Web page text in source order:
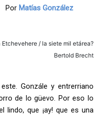
Por Matías González
Etchevehere / la siete mil etárea?
Bertold Brecht
Gonzále y entrerriano
de lo güevo. Por eso lo
lindo, que ¡ay! que es una